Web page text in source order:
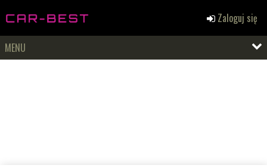
Zaloguj się
MENU